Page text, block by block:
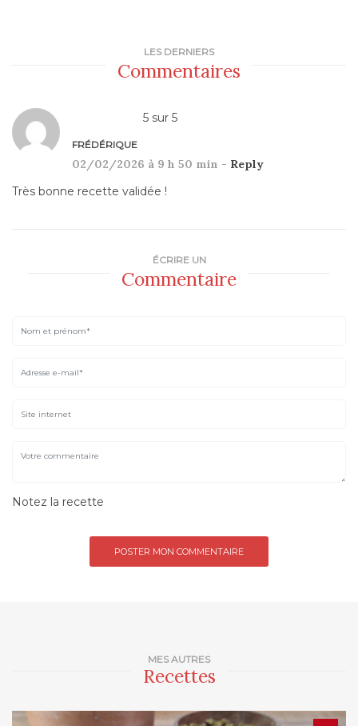
MES AUTRES
Recettes
LES DERNIERS
Commentaires
5 sur 5
FRÉDÉRIQUE
02/02/2026 à 9 h 50 min - Reply
Très bonne recette validée !
ÉCRIRE UN
Commentaire
Notez la recette